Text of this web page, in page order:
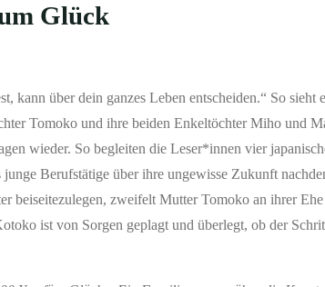
Glück
kann über dein ganzes Leben entscheiden.“ So
Tomoko und ihre beiden Enkeltöchter Miho und
wieder. So begleiten die Leser*innen vier
Berufstätige über ihre ungewisse Zukunft
beiseitezulegen, zweifelt Mutter Tomoko an ihrer
ist von Sorgen geplagt und überlegt, ob der